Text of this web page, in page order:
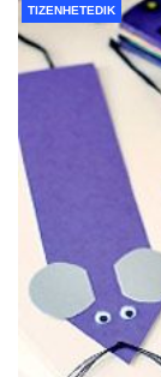
TIZENHETEDIK